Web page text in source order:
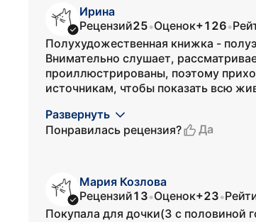
Ирина
Рецензий25•Оценок+126•
Полухудожественная книжка -
Внимательно слушает,
проиллюстрированы, поэтому
источникам, чтобы показать всю
Развернуть
Понравилась рецензия?
Да
Мария Козлова
Рецензий13•Оценок+23•
Покупала для дочки(3 с половиной